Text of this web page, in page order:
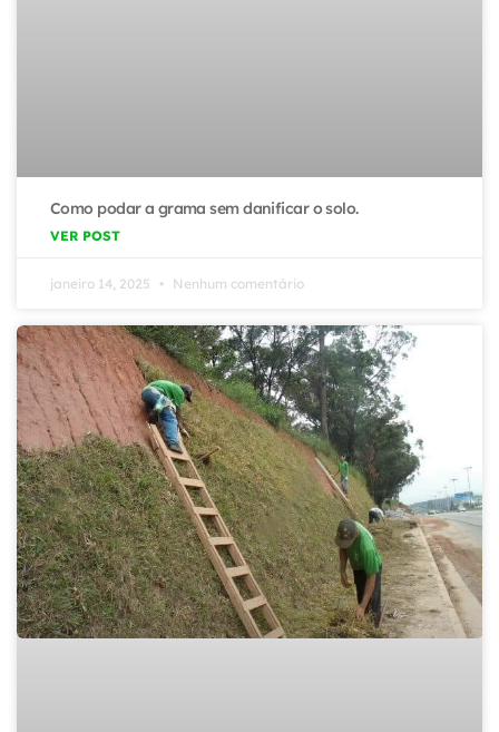
Como podar a grama sem danificar o solo.
VER POST
janeiro 14, 2025 Nenhum comentário